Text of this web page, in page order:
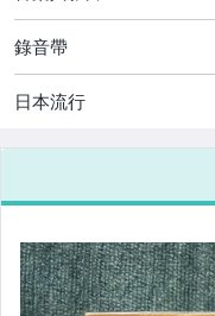
錄音帶
日本流行